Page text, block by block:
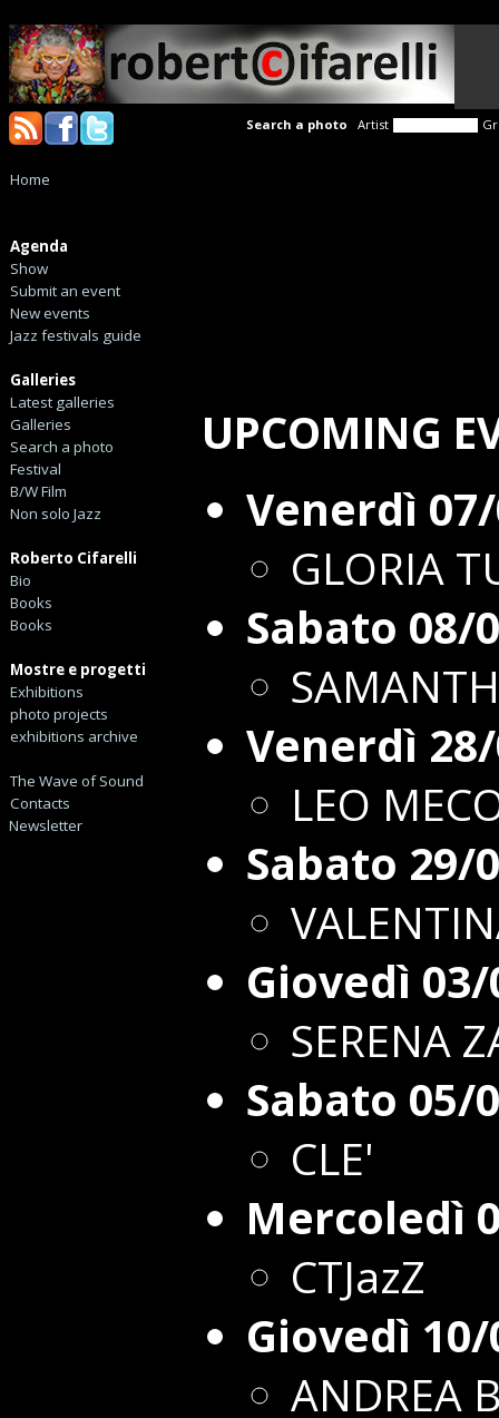
Search a photo Artist
Home
Agenda
Show
Submit an event
New events
Jazz festivals guide
Galleries
Latest galleries
Galleries
Search a photo
Festival
B/W Film
Non solo Jazz
Roberto Cifarelli
Bio
Books
Books
Mostre e progetti
Exhibitions
photo projects
exhibitions archive
The Wave of Sound
Contacts
Newsletter
UPCOMING
Venerdì
GLORIA
Sabato 08/
Venerdì
LEO
Sabato 29/
Giovedì
SERENA
Sabato 05/
CLE'
Mercoledì
CTJazZ
Giovedì
ANDREA